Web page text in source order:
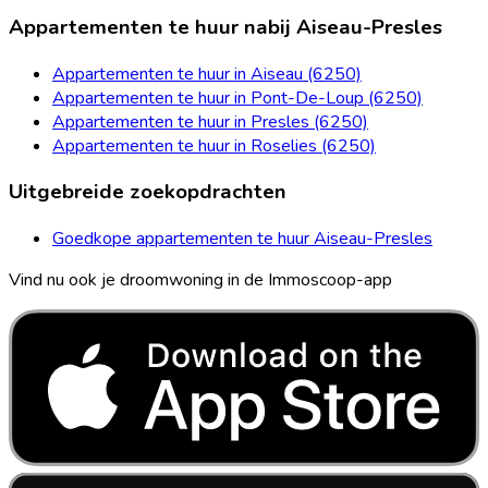
Appartementen te huur nabij Aiseau-Presles
Appartementen te huur in Aiseau (6250)
Appartementen te huur in Pont-De-Loup (6250)
Appartementen te huur in Presles (6250)
Appartementen te huur in Roselies (6250)
Uitgebreide zoekopdrachten
Goedkope appartementen te huur Aiseau-Presles
Vind nu ook je droomwoning in de Immoscoop-app